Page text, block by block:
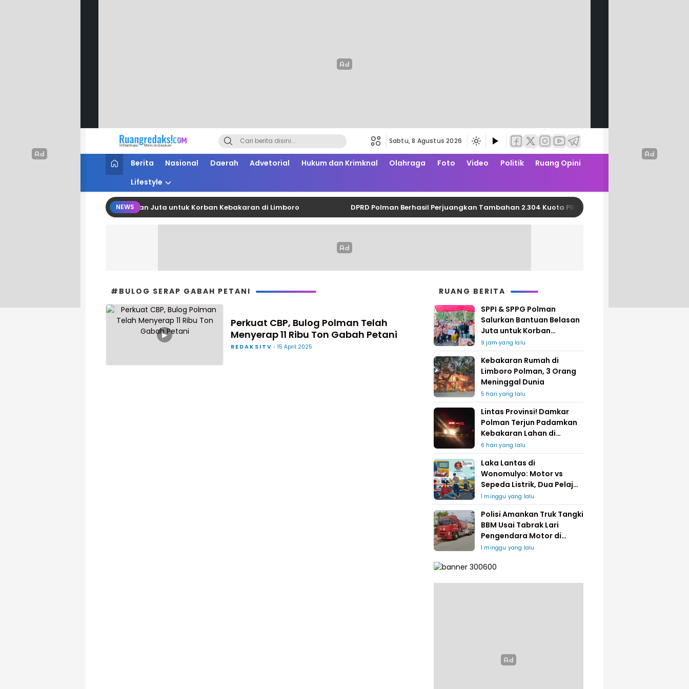
Ruang Redaksi
Informasi Mencerdaskan
Sabtu, 8 Agustus 2026
Berita Nasional Daerah Advetorial Hukum dan Krimknal Olahraga Foto Video Politik
Ruang Opini
Lifestyle
NEWS
Polman Salurkan Bantuan Belasan Juta untuk Korban Kebakaran di Limboro DPRD Polman Berhasil Perjuangkan Tambahan 2.304 Kuota PBI JK APBN dari Kemensos RI
#BULOG SERAP GABAH PETANI
▶
Perkuat CBP, Bulog Polman Telah
Menyerap 11 Ribu Ton Gabah Petani
REDAKSITV 15 April 2025
RUANG BERITA
SPPI & SPPG Polman
Salurkan Bantuan Belasan
Juta untuk Korban
Kebakaran di Limboro
9 jam yang lalu
Kebakaran Rumah di
Limboro Polman, 3 Orang
Meninggal Dunia
5 hari yang lalu
Lintas Provinsi! Damkar
Polman Terjun Padamkan
Kebakaran Lahan di
Pinrang
6 hari yang lalu
Laka Lantas di
Wonomulyo: Motor vs
Sepeda Listrik, Dua Pelajar
Dilarikan ke Rumah Sakit
1 minggu yang lalu
Polisi Amankan Truk Tangki
BBM Usai Tabrak Lari
Pengendara Motor di
Matakali
1 minggu yang lalu